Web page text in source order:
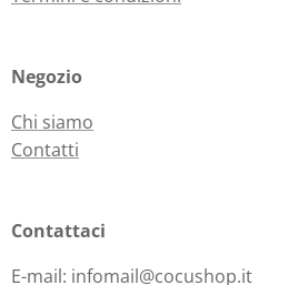
Negozio
Chi siamo
Contatti
Contattaci
E-mail: infomail@cocushop.it